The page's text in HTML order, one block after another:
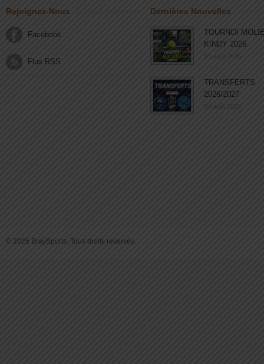
Rejoignez-Nous
Facebook
Flux RSS
Dernières Nouvelles
TOURNOI
KINDY 2026
03 août 2026
TRANSFERTS
2026/2027
03 août 2026
© 2026 BraySports. Tous droits reservés.